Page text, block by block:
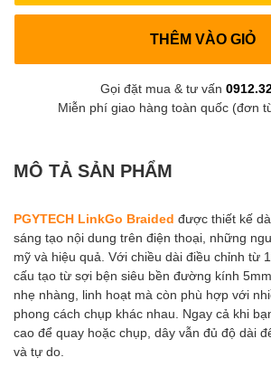
THÊM VÀO GIỎ
Gọi đặt mua & tư vấn
Miễn phí giao hàng toàn quốc (đơn
MÔ TẢ SẢN PHẨM
PGYTECH LinkGo Braided được thiết kế
sáng tạo nội dung trên điện thoại, những
mỹ và hiệu quả. Với chiều dài điều chỉnh từ
cấu tạo từ sợi bện siêu bền đường kính
nhẹ nhàng, linh hoạt mà còn phù hợp với
phong cách chụp khác nhau. Ngay cả khi
cao để quay hoặc chụp, dây vẫn đủ độ dài
và tự do.